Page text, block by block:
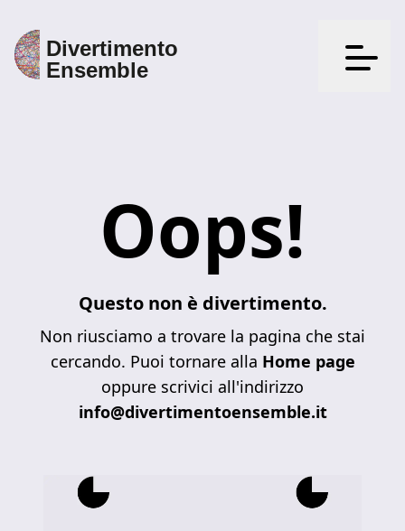
Apri il
Oops!
Questo non è divertimento.
Non riusciamo a trovare la pagina che stai
cercando. Puoi tornare alla Home page
oppure scrivici all'indirizzo
info@divertimentoensemble.it